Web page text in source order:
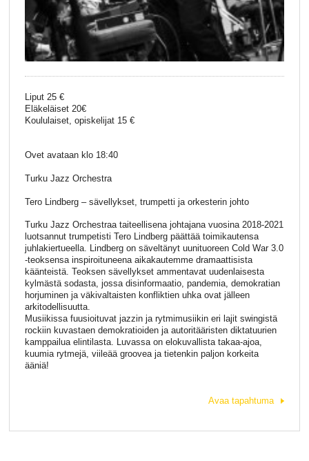
Liput 25 €
Eläkeläiset 20€
Koululaiset, opiskelijat 15 €
Ovet avataan klo 18:40
Turku Jazz Orchestra
Tero Lindberg – sävellykset, trumpetti ja orkesterin johto
Turku Jazz Orchestraa taiteellisena johtajana vuosina 2018-2021
luotsannut trumpetisti Tero Lindberg päättää toimikautensa
juhlakiertueella. Lindberg on säveltänyt uunituoreen Cold War 3.0
-teoksensa inspiroituneena aikakautemme dramaattisista
käänteistä. Teoksen sävellykset ammentavat uudenlaisesta
kylmästä sodasta, jossa disinformaatio, pandemia, demokratian
horjuminen ja väkivaltaisten konfliktien uhka ovat jälleen
arkitodellisuutta.
Musiikissa fuusioituvat jazzin ja rytmimusiikin eri lajit swingistä
rockiin kuvastaen demokratioiden ja autoritääristen diktatuurien
kamppailua elintilasta. Luvassa on elokuvallista takaa-ajoa,
kuumia rytmejä, viileää groovea ja tietenkin paljon korkeita
ääniä!
Avaa tapahtuma